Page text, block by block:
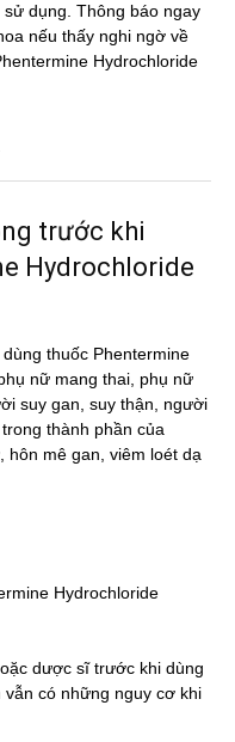
dụng. Thông báo ngay
nếu thấy nghi ngờ về
Hydrochloride
trước khi
Hydrochloride
thuốc Phentermine
nữ mang thai, phụ nữ
suy gan, suy thận, người
thành phần của
mê gan, viêm loét dạ
Hydrochloride
dược sĩ trước khi dùng
có những nguy cơ khi